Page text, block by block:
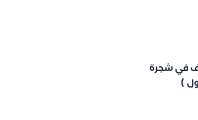
في شجرة
)